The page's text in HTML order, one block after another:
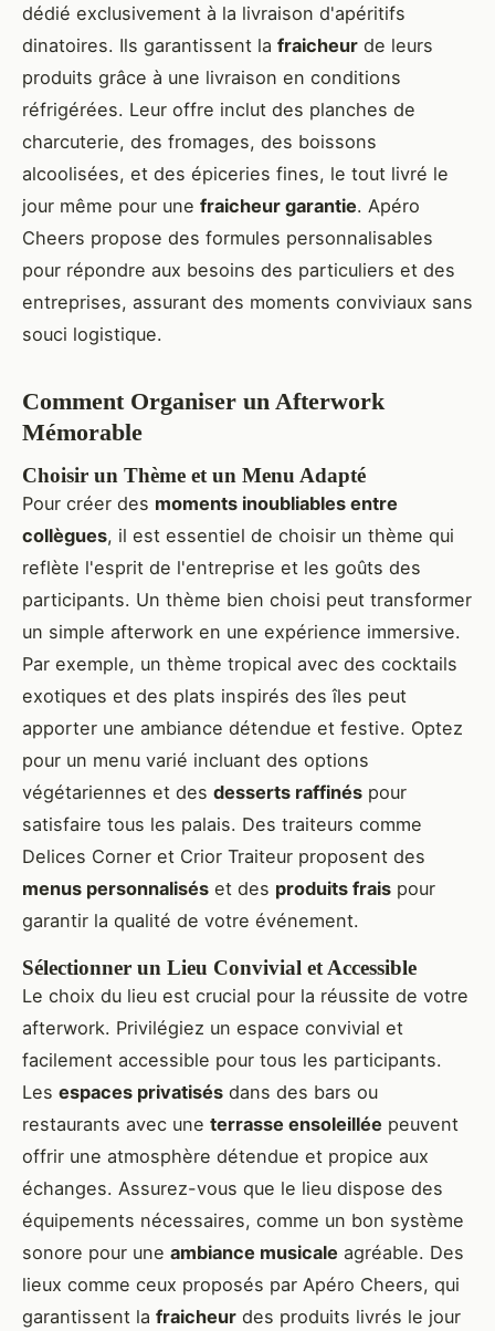
dédié exclusivement à la livraison d'apéritifs
dinatoires. Ils garantissent la fraicheur de leurs
produits grâce à une livraison en conditions
réfrigérées. Leur offre inclut des planches de
charcuterie, des fromages, des boissons
alcoolisées, et des épiceries fines, le tout livré le
jour même pour une fraicheur garantie. Apéro
Cheers propose des formules personnalisables
pour répondre aux besoins des particuliers et des
entreprises, assurant des moments conviviaux sans
souci logistique.
Comment Organiser un Afterwork
Mémorable
Choisir un Thème et un Menu Adapté
Pour créer des moments inoubliables entre
collègues, il est essentiel de choisir un thème qui
reflète l'esprit de l'entreprise et les goûts des
participants. Un thème bien choisi peut transformer
un simple afterwork en une expérience immersive.
Par exemple, un thème tropical avec des cocktails
exotiques et des plats inspirés des îles peut
apporter une ambiance détendue et festive. Optez
pour un menu varié incluant des options
végétariennes et des desserts raffinés pour
satisfaire tous les palais. Des traiteurs comme
Delices Corner et Crior Traiteur proposent des
menus personnalisés et des produits frais pour
garantir la qualité de votre événement.
Sélectionner un Lieu Convivial et Accessible
Le choix du lieu est crucial pour la réussite de votre
afterwork. Privilégiez un espace convivial et
facilement accessible pour tous les participants.
Les espaces privatisés dans des bars ou
restaurants avec une terrasse ensoleillée peuvent
offrir une atmosphère détendue et propice aux
échanges. Assurez-vous que le lieu dispose des
équipements nécessaires, comme un bon système
sonore pour une ambiance musicale agréable. Des
lieux comme ceux proposés par Apéro Cheers, qui
garantissent la fraicheur des produits livrés le jour